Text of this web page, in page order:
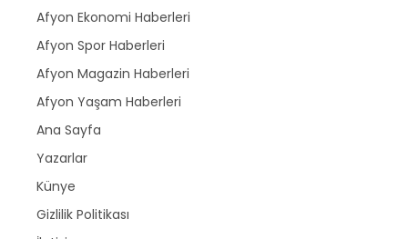
Afyon Ekonomi Haberleri
Afyon Spor Haberleri
Afyon Magazin Haberleri
Afyon Yaşam Haberleri
Ana Sayfa
Yazarlar
Künye
Gizlilik Politikası